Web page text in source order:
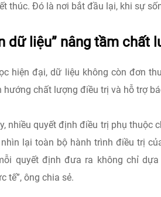
thúc. Đó là nơi bắt đầu lại, khi sự
dữ liệu” nâng tầm chất
hiện đại, dữ liệu không còn đơn
hướng chất lượng điều trị và hỗ trợ
nhiều quyết định điều trị phụ thuộc
lại toàn bộ hành trình điều trị
quyết định đưa ra không chỉ
tế”, ông chia sẻ.